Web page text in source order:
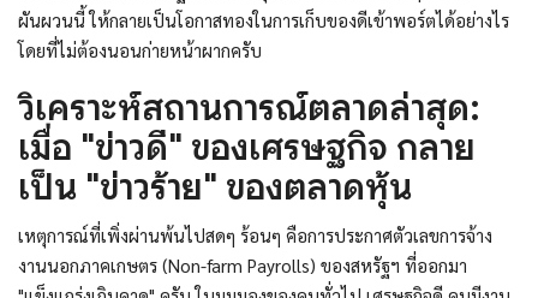
ผันผวนนี้ ให้กลายเป็นโอกาสทองในการเก็บของดีเข้าพอร์ตได้อย่างไร
โดยที่ไม่ต้องนอนก่ายหน้าผากครับ
วิเคราะห์สถานการณ์ตลาดล่าสุด:
เมื่อ "ข่าวดี" ของเศรษฐกิจ กลาย
เป็น "ข่าวร้าย" ของตลาดหุ้น
เหตุการณ์ที่เพิ่งผ่านพ้นไปสดๆ ร้อนๆ คือการประกาศตัวเลขการจ้าง
งานนอกภาคเกษตร (Non-farm Payrolls) ของสหรัฐฯ ที่ออกมา